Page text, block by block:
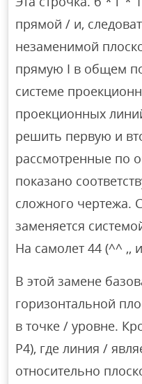
прямой / и,
незаменимой
прямую I в общем
системе
проекционных
решить первую и
рассмотренные по
показано
сложного чертежа.
заменяется
На самолет 44 (^^ ,,
В этой замене
горизонтальной
в точке / уровне.
P4), где линия /
относительно